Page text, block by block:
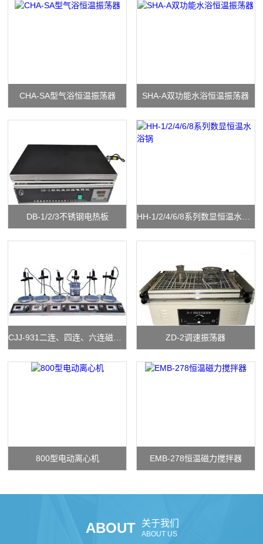
CHA-SA型气浴恒温振荡器 SHA-A双功能水浴恒温振荡器
DB-1/2/3不锈钢电热板
ZD-2调速振荡器
800型电动离心机 EMB-278恒温磁力搅拌器
ABOUT 关于我们
ABOUT US